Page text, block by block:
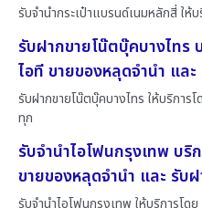
รับจำนำกระเป๋าแบรนด์เนมหลักสี่ ให้
รับฝากขายโน๊ตบุ๊คบางไทร
ไอที ขายของหลุดจำนำ แล
รับฝากขายโน๊ตบุ๊คบางไทร ให้บริการ
ทุก
รับจำนำไอโฟนกรุงเทพ บ
ขายของหลุดจำนำ และ รับ
รับจำนำไอโฟนกรุงเทพ ให้บริการโด